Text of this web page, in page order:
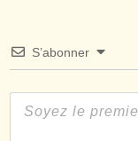
S’abonner